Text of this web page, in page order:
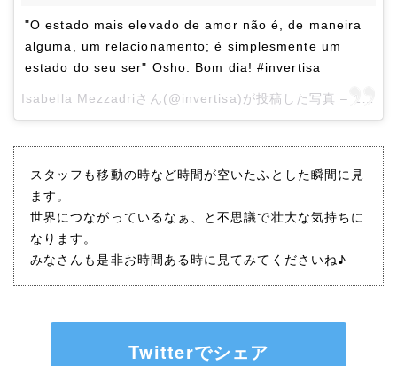
"O estado mais elevado de amor não é, de maneira
alguma, um relacionamento; é simplesmente um
estado do seu ser" Osho. Bom dia! #invertisa
Isabella Mezzadriさん(@invertisa)が投稿した写真 – 1月 1, 2015 at 2:34午前 PST
スタッフも移動の時など時間が空いたふとした瞬間に見
ます。
世界につながっているなぁ、と不思議で壮大な気持ちに
なります。
みなさんも是非お時間ある時に見てみてくださいね♪
Twitterでシェア